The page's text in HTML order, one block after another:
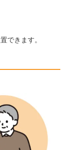
できます。